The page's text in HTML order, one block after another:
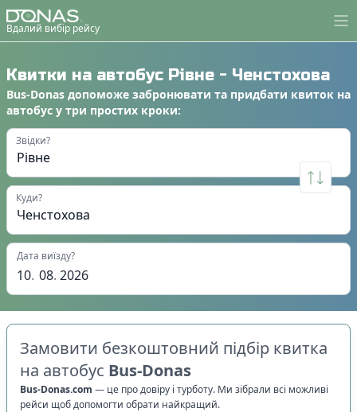
Вдалий вибір рейсу
Квитки на автобус Рівне - Ченстохова
Bus-Donas допоможе забронювати та придбати квиток на
автобус у три простих кроки:
Звідки?
Куди?
Дата виїзду?
10. 08. 2026
Замовити безкоштовний підбір квитка
на автобус Bus-Donas
Bus-Donas.com — це про довіру і турботу. Ми зібрали всі можливі
рейси щоб допомогти обрати найкращий.